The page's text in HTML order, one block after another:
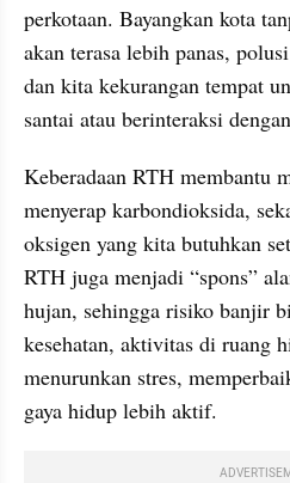
perkotaan. Bayangkan kota
akan terasa lebih panas,
dan kita kekurangan tempat
santai atau berinteraksi
Keberadaan RTH membantu
menyerap karbondioksida,
oksigen yang kita butuhkan
RTH juga menjadi “spons”
hujan, sehingga risiko banjir
kesehatan, aktivitas di ruang
menurunkan stres,
gaya hidup lebih aktif.